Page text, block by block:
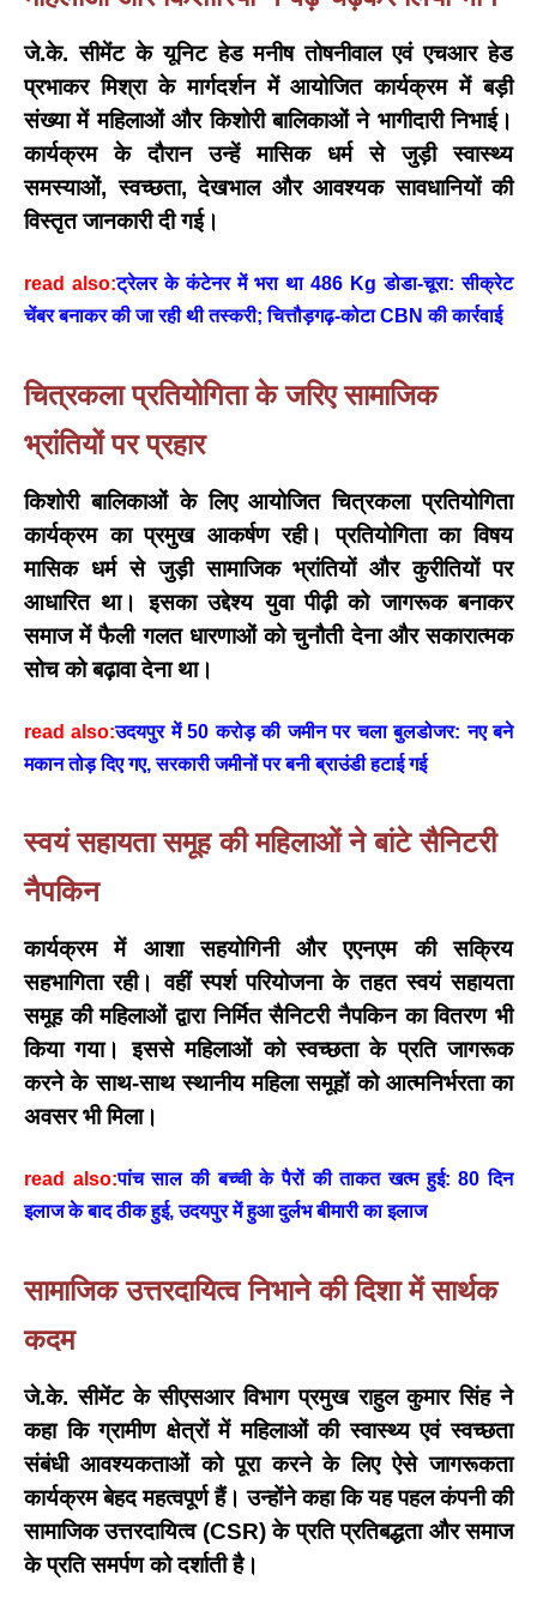
जे.के. सीमेंट के यूनिट हेड मनीष तोषनीवाल एवं एचआर हेड
प्रभाकर मिश्राके मार्गदर्शन में आयोजित कार्यक्रम में बड़ी
संख्या में महिलाओं और किशोरी बालिकाओं ने भागीदारी निभाई।
कार्यक्रम के दौरान उन्हें मासिक धर्म से जुड़ी स्वास्थ्य
समस्याओं, स्वच्छता, देखभाल और आवश्यक सावधानियों की
विस्तृत जानकारी दी गई।
read also:ट्रेलर के कंटेनर में भरा था 486 Kg डोडा-चूरा: सीक्रेट
चेंबर बनाकर की जा रही थी तस्करी; चित्तौड़गढ़-कोटा CBN की कार्रवाई
चित्रकला प्रतियोगिता के जरिए सामाजिक
भ्रांतियों पर प्रहार
किशोरी बालिकाओं के लिए आयोजित चित्रकला प्रतियोगिता
कार्यक्रम का प्रमुख आकर्षण रही। प्रतियोगिता का विषय
मासिक धर्म से जुड़ी सामाजिक भ्रांतियों और कुरीतियों पर
आधारित था। इसका उद्देश्य युवा पीढ़ी को जागरूक बनाकर
समाज में फैली गलत धारणाओं को चुनौती देना और सकारात्मक
सोच को बढ़ावा देना था।
read also:उदयपुर में 50 करोड़ की जमीन पर चला बुलडोजर: नए बने
मकान तोड़ दिए गए, सरकारी जमीनों पर बनी ब्राउंडी हटाई गई
स्वयं सहायता समूह की महिलाओं ने बांटे सैनिटरी
नैपकिन
कार्यक्रम में आशा सहयोगिनी और एएनएमकी सक्रिय
सहभागिता रही। वहीं स्पर्श परियोजना के तहतस्वयं सहायता
समूहकी महिलाओं द्वारा निर्मितसैनिटरी नैपकिनका वितरण भी
किया गया। इससे महिलाओं को स्वच्छता के प्रति जागरूक
करने के साथ-साथ स्थानीय महिला समूहों को आत्मनिर्भरता का
अवसर भी मिला।
read also:पांच साल की बच्ची के पैरों की ताकत खत्म हुई: 80 दिन
इलाज के बाद ठीक हुई, उदयपुर में हुआ दुर्लभ बीमारी का इलाज
सामाजिक उत्तरदायित्व निभाने की दिशा में सार्थक
कदम
जे.के. सीमेंट के सीएसआर विभाग प्रमुख राहुल कुमार सिंहने
कहा कि ग्रामीण क्षेत्रों में महिलाओं की स्वास्थ्य एवं स्वच्छता
संबंधी आवश्यकताओं को पूरा करने के लिए ऐसे जागरूकता
कार्यक्रम बेहद महत्वपूर्ण हैं। उन्होंने कहा कि यह पहल कंपनी की
सामाजिक उत्तरदायित्व (CSR) के प्रति प्रतिबद्धता और समाज
के प्रति समर्पण को दर्शाती है।